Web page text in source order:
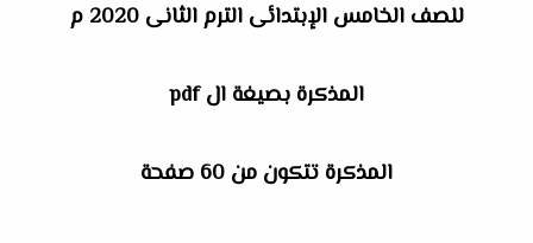
للصف الخامس الإبتدائى الترم الثانى 2020 م
المذكرة بصيغة ال pdf
المذكرة تتكون من 60 صفحة